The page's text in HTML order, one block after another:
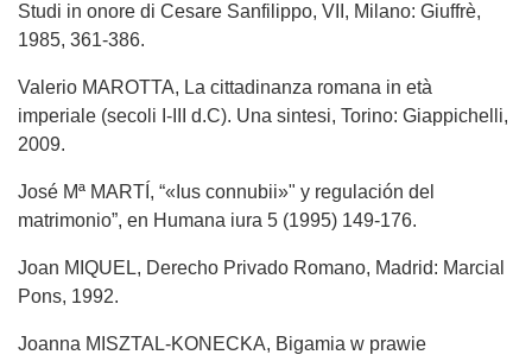
Studi in onore di Cesare Sanfilippo, VII, Milano: Giuffrè,
1985, 361-386.
Valerio MAROTTA, La cittadinanza romana in età
imperiale (secoli I-III d.C). Una sintesi, Torino: Giappichelli,
2009.
José Mª MARTÍ, “«Ius connubii»" y regulación del
matrimonio”, en Humana iura 5 (1995) 149-176.
Joan MIQUEL, Derecho Privado Romano, Madrid: Marcial
Pons, 1992.
Joanna MISZTAL-KONECKA, Bigamia w prawie